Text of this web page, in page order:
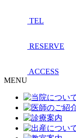
TEL
RESERVE
ACCESS
MENU